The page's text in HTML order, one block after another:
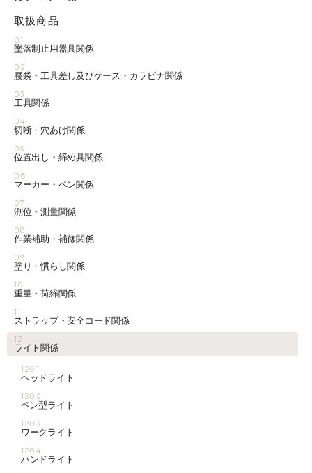
取扱商品
01
墜落制止用器具関係
02
腰袋・工具差し及びケース・カラビナ関係
03
工具関係
04
切断・穴あけ関係
05
位置出し・締め具関係
06
マーカー・ペン関係
07
測位・測量関係
08
作業補助・補修関係
09
塗り・慣らし関係
10
重量・荷締関係
11
ストラップ・安全コード関係
12
ライト関係
1201
ヘッドライト
1202
ペン型ライト
1203
ワークライト
1204
ハンドライト